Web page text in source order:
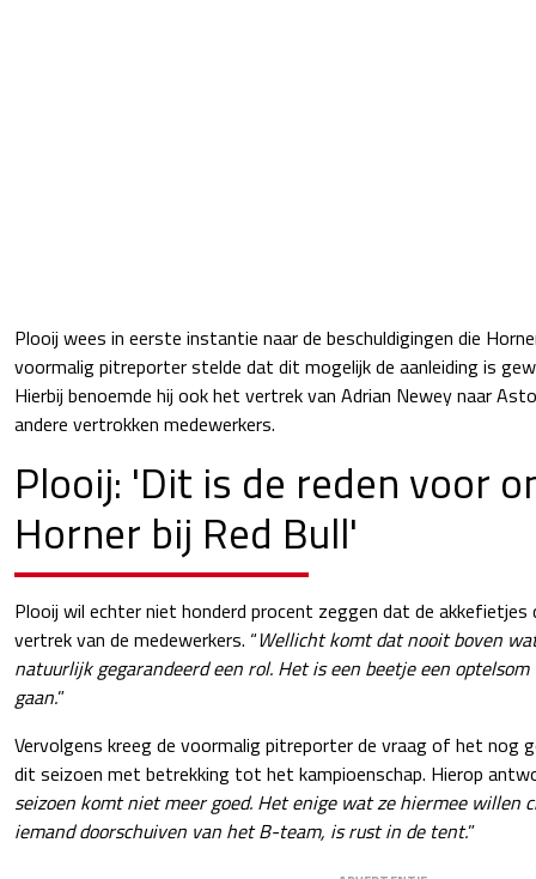
Plooij wees in eerste instantie naar de beschuldigingen die
voormalig pitreporter stelde dat dit mogelijk de aanleiding is
Hierbij benoemde hij ook het vertrek van Adrian Newey naar
andere vertrokken medewerkers.
Plooij: 'Dit is de reden voor
Horner bij Red Bull'
Plooij wil echter niet honderd procent zeggen dat de akkefietjes
vertrek van de medewerkers. “Wellicht komt dat nooit boven
natuurlijk gegarandeerd een rol. Het is een beetje een
gaan.”
Vervolgens kreeg de voormalig pitreporter de vraag of het nog
dit seizoen met betrekking tot het kampioenschap. Hierop
seizoen komt niet meer goed. Het enige wat ze hiermee willen
iemand doorschuiven van het B-team, is rust in de tent.”